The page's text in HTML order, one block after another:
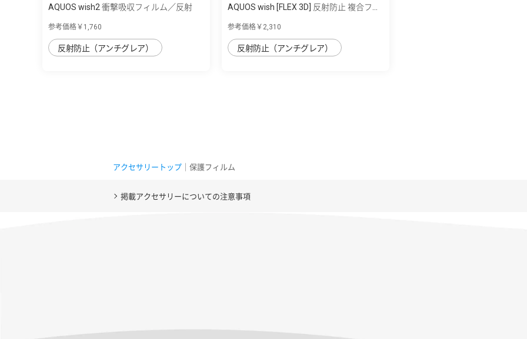
AQUOS wish2 衝撃吸収フィルム／反射
参考価格￥1,760
反射防止（アンチグレア）
AQUOS wish [FLEX 3D] 反射防止 複合フ...
参考価格￥2,310
反射防止（アンチグレア）
アクセサリートップ ｜保護フィルム
掲載アクセサリーについての注意事項